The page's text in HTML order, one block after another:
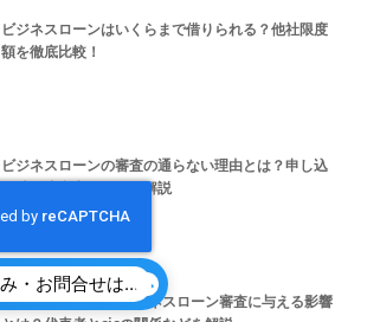
ビジネスローンはいくらまで借りられる？他社限度
額を徹底比較！
ビジネスローンの審査の通らない理由とは？申し込
み時の注意点について解説
代表者のcic記録がビジネスローン審査に与える影響
お申し込み・お問合せはこちら